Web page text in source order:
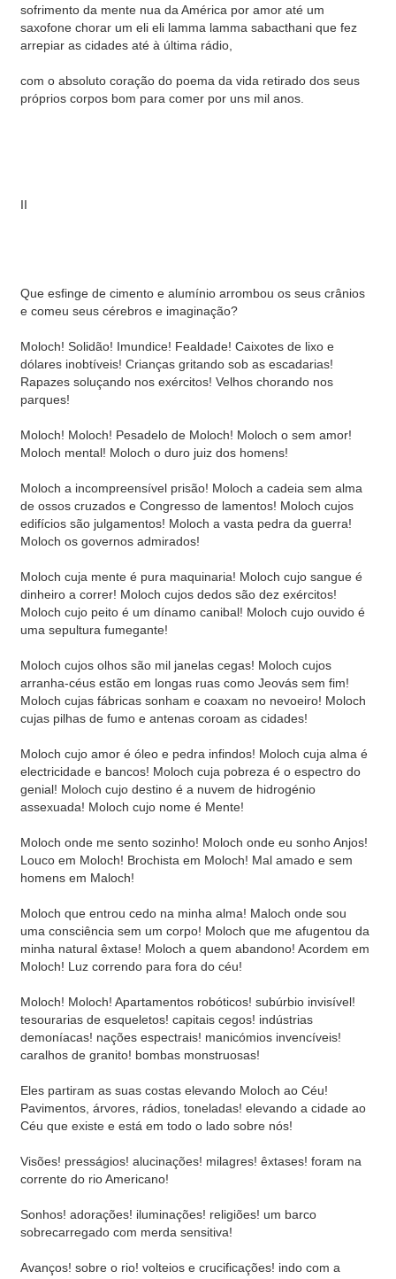
sofrimento da mente nua da América por amor até um
saxofone chorar um eli eli lamma lamma sabacthani que fez
arrepiar as cidades até à última rádio,
com o absoluto coração do poema da vida retirado dos seus
próprios corpos bom para comer por uns mil anos.
II
Que esfinge de cimento e alumínio arrombou os seus crânios
e comeu seus cérebros e imaginação?
Moloch! Solidão! Imundice! Fealdade! Caixotes de lixo e
dólares inobtíveis! Crianças gritando sob as escadarias!
Rapazes soluçando nos exércitos! Velhos chorando nos
parques!
Moloch! Moloch! Pesadelo de Moloch! Moloch o sem amor!
Moloch mental! Moloch o duro juiz dos homens!
Moloch a incompreensível prisão! Moloch a cadeia sem alma
de ossos cruzados e Congresso de lamentos! Moloch cujos
edifícios são julgamentos! Moloch a vasta pedra da guerra!
Moloch os governos admirados!
Moloch cuja mente é pura maquinaria! Moloch cujo sangue é
dinheiro a correr! Moloch cujos dedos são dez exércitos!
Moloch cujo peito é um dínamo canibal! Moloch cujo ouvido é
uma sepultura fumegante!
Moloch cujos olhos são mil janelas cegas! Moloch cujos
arranha-céus estão em longas ruas como Jeovás sem fim!
Moloch cujas fábricas sonham e coaxam no nevoeiro! Moloch
cujas pilhas de fumo e antenas coroam as cidades!
Moloch cujo amor é óleo e pedra infindos! Moloch cuja alma é
electricidade e bancos! Moloch cuja pobreza é o espectro do
genial! Moloch cujo destino é a nuvem de hidrogénio
assexuada! Moloch cujo nome é Mente!
Moloch onde me sento sozinho! Moloch onde eu sonho Anjos!
Louco em Moloch! Brochista em Moloch! Mal amado e sem
homens em Maloch!
Moloch que entrou cedo na minha alma! Maloch onde sou
uma consciência sem um corpo! Moloch que me afugentou da
minha natural êxtase! Moloch a quem abandono! Acordem em
Moloch! Luz correndo para fora do céu!
Moloch! Moloch! Apartamentos robóticos! subúrbio invisível!
tesourarias de esqueletos! capitais cegos! indústrias
demoníacas! nações espectrais! manicómios invencíveis!
caralhos de granito! bombas monstruosas!
Eles partiram as suas costas elevando Moloch ao Céu!
Pavimentos, árvores, rádios, toneladas! elevando a cidade ao
Céu que existe e está em todo o lado sobre nós!
Visões! presságios! alucinações! milagres! êxtases! foram na
corrente do rio Americano!
Sonhos! adorações! iluminações! religiões! um barco
sobrecarregado com merda sensitiva!
Avanços! sobre o rio! volteios e crucificações! indo com a